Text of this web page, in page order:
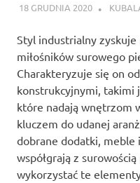
18 GRUDNIA 2020
Styl industrialny zyskuje
miłośników surowego
Charakteryzuje się on
konstrukcyjnymi, takimi
które nadają wnętrzom
kluczem do udanej
dobrane dodatki,
współgrają z
wykorzystać te